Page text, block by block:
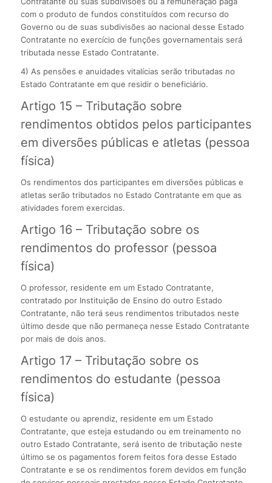
com o produto de fundos constituídos com recurso do
Governo ou de suas subdivisões ao nacional desse Estado
Contratante no exercício de funções governamentais será
tributada nesse Estado Contratante.
4) As pensões e anuidades vitalícias serão tributadas no
Estado Contratante em que residir o beneficiário.
Artigo 15 – Tributação sobre
rendimentos obtidos pelos participantes
em diversões públicas e atletas (pessoa
física)
Os rendimentos dos participantes em diversões públicas e
atletas serão tributados no Estado Contratante em que as
atividades forem exercidas.
Artigo 16 – Tributação sobre os
rendimentos do professor (pessoa
física)
O professor, residente em um Estado Contratante,
contratado por Instituição de Ensino do outro Estado
Contratante, não terá seus rendimentos tributados neste
último desde que não permaneça nesse Estado Contratante
por mais de dois anos.
Artigo 17 – Tributação sobre os
rendimentos do estudante (pessoa
física)
O estudante ou aprendiz, residente em um Estado
Contratante, que esteja estudando ou em treinamento no
outro Estado Contratante, será isento de tributação neste
último se os pagamentos forem feitos fora desse Estado
Contratante e se os rendimentos forem devidos em função